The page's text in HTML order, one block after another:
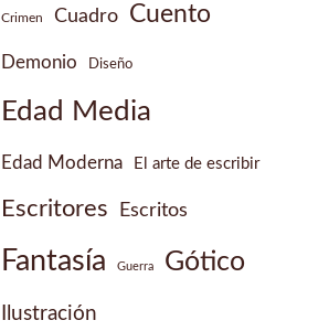
Crimen Cuadro Cuento
Demonio Diseño
Edad Media
Edad Moderna El arte de escribir
Escritores Escritos
Fantasía Guerra Gótico
Ilustración